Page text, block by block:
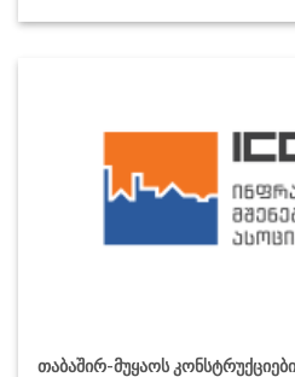
თაბაშირ-მუყაოს